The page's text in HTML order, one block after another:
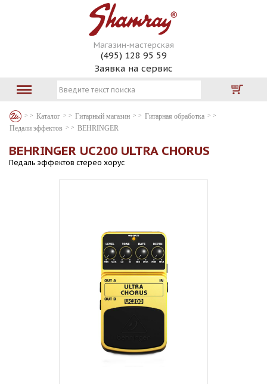
Магазин-мастерская
(495) 128 95 59
Заявка на сервис
Каталог Гитарный магазин
Гитарная обработка
Педали эффектов
BEHRINGER
BEHRINGER UC200 ULTRA CHORUS
Педаль эффектов стерео хорус